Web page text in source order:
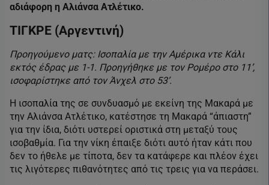
αδιάφορη η Αλιάνσα Ατλέτικο.
ΤΙΓΚΡΕ (Αργεντινή)
Προηγούμενο ματς: Ισοπαλία με την Αμέρικα ντε Κάλι
εκτός έδρας με 1-1. Προηγήθηκε με τον Ρομέρο στο 11’,
ισοφαρίστηκε από τον Άνχελ στο 53’.
Η ισοπαλία της σε συνδυασμό με εκείνη της Μακαρά με
την Αλιάνσα Ατλέτικο, κατέστησε τη Μακαρά “άπιαστη”
για την ίδια, διότι υστερεί οριστικά στη μεταξύ τους
ισοβαθμία. Για την νίκη έπαιξε διότι αυτό ήταν κάτι που
δεν το ήθελε με τίποτα, δεν τα κατάφερε και πλέον έχει
τις λιγότερες πιθανότητες από τις τρεις για να περάσει.